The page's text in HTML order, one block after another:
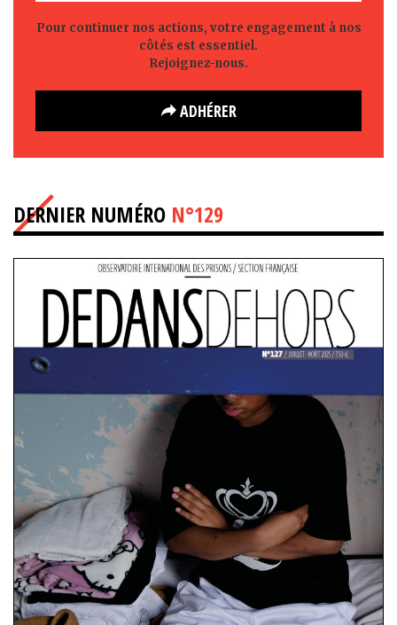
Pour continuer nos actions, votre engagement à nos
côtés est essentiel.
Rejoignez-nous.
ADHÉRER
DERNIER NUMÉRO N°129